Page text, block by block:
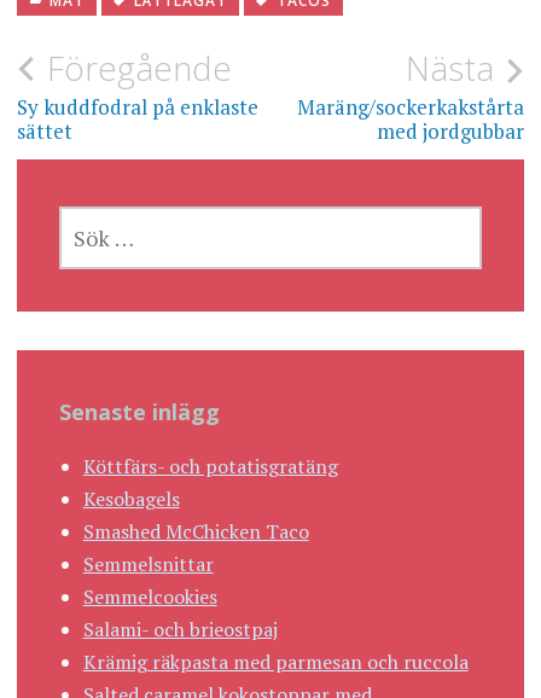
Inläggsnavigering
Föregående
Sy kuddfodral på enklaste
sättet
Nästa
Maräng/sockerkakstårta
med jordgubbar
EFTER:
Senaste inlägg
Köttfärs- och potatisgratäng
Kesobagels
Smashed McChicken Taco
Semmelsnittar
Semmelcookies
Salami- och brieostpaj
Krämig räkpasta med parmesan och ruccola